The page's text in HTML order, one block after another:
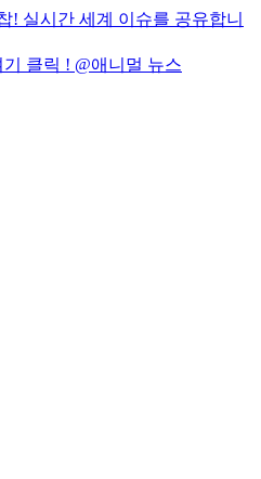
! 실시간 세계 이슈를 공유합니
기 클릭 ! @애니멀 뉴스